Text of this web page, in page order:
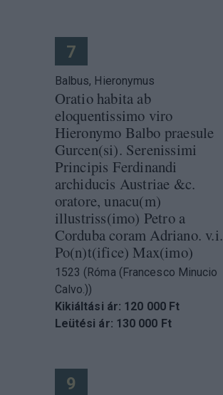
7
Balbus, Hieronymus
Oratio habita ab
eloquentissimo viro
Hieronymo Balbo praesule
Gurcen(si). Serenissimi
Principis Ferdinandi
archiducis Austriae &c.
oratore, unacu(m)
illustriss(imo) Petro a
Corduba coram Adriano. v.i.
Po(n)t(ifice) Max(imo)
1523 (Róma (Francesco Minucio
Calvo.))
Kikiáltási ár: 120 000 Ft
Leütési ár: 130 000 Ft
9